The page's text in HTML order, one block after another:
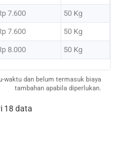
7.600 50 Kg
7.600 50 Kg
8.000 50 Kg
waktu dan belum termasuk biaya
tambahan apabila diperlukan.
18 data